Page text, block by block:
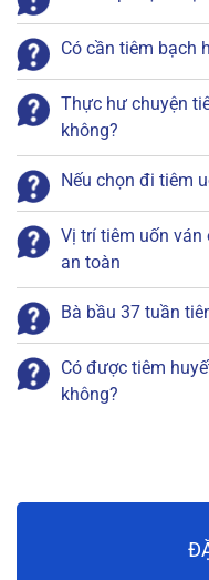
Có cần tiêm bạch
Thực hư chuyện
không?
Nếu chọn đi tiêm
Vị trí tiêm uốn ván
an toàn
Bà bầu 37 tuần
Có được tiêm
không?